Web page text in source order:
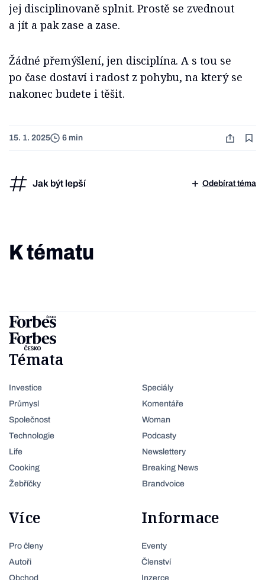
jej disciplinovaně splnit. Prostě se zvednout
a jít a pak zase a zase.
Žádné přemýšlení, jen disciplína. A s tou se
po čase dostaví i radost z pohybu, na který se
nakonec budete i těšit.
15. 1. 2025 6 min
Jak být lepší Odebírat téma
K tématu
Témata
Investice
Průmysl
Společnost
Technologie
Life
Cooking
Žebříčky
Speciály
Komentáře
Woman
Podcasty
Newslettery
Breaking News
Brandvoice
Více
Pro členy
Autoři
Obchod
Informace
Eventy
Členství
Inzerce